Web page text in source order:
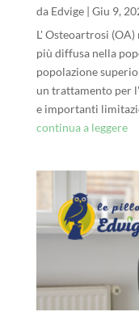
da Edvige| Giu 9,
L' Osteoartrosi
più diffusa nella
popolazione
un trattamento per
e importanti
continua a leggere